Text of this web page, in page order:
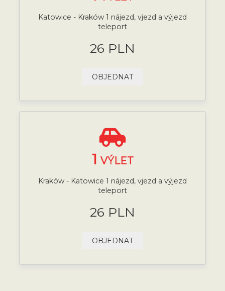
Katowice - Kraków 1 nájezd, vjezd a výjezd
teleport
26 PLN
OBJEDNAT
1 VÝLET
Kraków - Katowice 1 nájezd, vjezd a výjezd
teleport
26 PLN
OBJEDNAT